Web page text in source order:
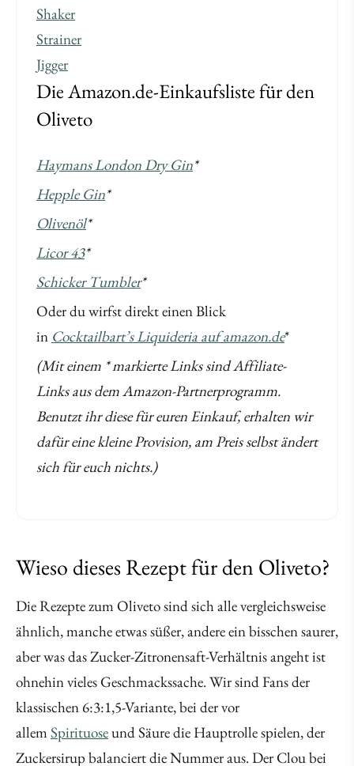
Shaker
Strainer
Jigger
Die Amazon.de-Einkaufsliste für den
Oliveto
Haymans London Dry Gin*
Hepple Gin*
Olivenöl*
Licor 43*
Schicker Tumbler*
Oder du wirfst direkt einen Blick
in Cocktailbart’s Liquideria auf amazon.de*
(Mit einem * markierte Links sind Affiliate-
Links aus dem Amazon-Partnerprogramm.
Benutzt ihr diese für euren Einkauf, erhalten wir
dafür eine kleine Provision, am Preis selbst ändert
sich für euch nichts.)
Wieso dieses Rezept für den Oliveto?
Die Rezepte zum Oliveto sind sich alle vergleichsweise
ähnlich, manche etwas süßer, andere ein bisschen saurer,
aber was das Zucker-Zitronensaft-Verhältnis angeht ist
ohnehin vieles Geschmackssache. Wir sind Fans der
klassischen 6:3:1,5-Variante, bei der vor
allemSpirituoseund Säure die Hauptrolle spielen, der
Zuckersirup balanciert die Nummer aus. Der Clou bei